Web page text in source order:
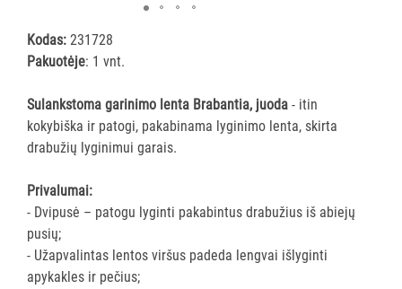
SKALBIMO
PURVĄ
SUGERIANTYS
ASMENS
HIGIENOS
PRIEMONĖS
Kodas: 231728
Pakuotėje: 1 vnt.
Sulankstoma garinimo lenta Brabantia, juoda - itin
kokybiška ir patogi, pakabinama lyginimo lenta, skirta
drabužių lyginimui garais.
Privalumai:
- Dvipusė – patogu lyginti pakabintus drabužius iš abiejų
pusių;
- Užapvalintas lentos viršus padeda lengvai išlyginti
apykakles ir pečius;